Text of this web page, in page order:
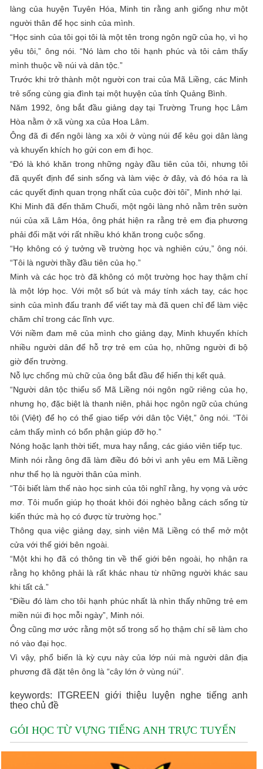
làng của huyện Tuyên Hóa, Minh tin rằng anh giống như một
người thân để học sinh của mình.
“Học sinh của tôi gọi tôi là một tên trong ngôn ngữ của họ, vì họ
yêu tôi,” ông nói. “Nó làm cho tôi hạnh phúc và tôi cảm thấy
mình thuộc về núi và dân tộc.”
Trước khi trở thành một người con trai của Mã Liềng, các Minh
trẻ sống cùng gia đình tại một huyện của tỉnh Quảng Bình.
Năm 1992, ông bắt đầu giảng dạy tại Trường Trung học Lâm
Hòa nằm ở xã vùng xa của Hoa Lâm.
Ông đã đi đến ngôi làng xa xôi ở vùng núi để kêu gọi dân làng
và khuyến khích họ gửi con em đi học.
“Đó là khó khăn trong những ngày đầu tiên của tôi, nhưng tôi
đã quyết định để sinh sống và làm việc ở đây, và đó hóa ra là
các quyết định quan trọng nhất của cuộc đời tôi”, Minh nhớ lại.
Khi Minh đã đến thăm Chuối, một ngôi làng nhỏ nằm trên sườn
núi của xã Lâm Hóa, ông phát hiện ra rằng trẻ em địa phương
phải đối mặt với rất nhiều khó khăn trong cuộc sống.
“Họ không có ý tưởng về trường học và nghiên cứu,” ông nói.
“Tôi là người thầy đầu tiên của họ.”
Minh và các học trò đã không có một trường học hay thậm chí
là một lớp học. Với một số bút và máy tính xách tay, các học
sinh của mình đấu tranh để viết tay mà đã quen chỉ để làm việc
chăm chỉ trong các lĩnh vực.
Với niềm đam mê của mình cho giảng dạy, Minh khuyến khích
nhiều người dân để hỗ trợ trẻ em của họ, những người đi bộ
giờ đến trường.
Nỗ lực chống mù chữ của ông bắt đầu để hiển thị kết quả.
“Người dân tộc thiểu số Mã Liềng nói ngôn ngữ riêng của họ,
nhưng họ, đặc biệt là thanh niên, phải học ngôn ngữ của chúng
tôi (Việt) để họ có thể giao tiếp với dân tộc Việt,” ông nói. “Tôi
cảm thấy mình có bổn phận giúp đỡ họ.”
Nóng hoặc lạnh thời tiết, mưa hay nắng, các giáo viên tiếp tục.
Minh nói rằng ông đã làm điều đó bởi vì anh yêu em Mã Liềng
như thể họ là người thân của mình.
“Tôi biết làm thế nào học sinh của tôi nghĩ rằng, hy vọng và ước
mơ. Tôi muốn giúp họ thoát khỏi đói nghèo bằng cách sống từ
kiến ​​thức mà họ có được từ trường học.”
Thông qua việc giảng dạy, sinh viên Mã Liềng có thể mở một
cửa với thế giới bên ngoài.
“Một khi họ đã có thông tin về thế giới bên ngoài, họ nhận ra
rằng họ không phải là rất khác nhau từ những người khác sau
khi tất cả.”
“Điều đó làm cho tôi hạnh phúc nhất là nhìn thấy những trẻ em
miền núi đi học mỗi ngày”, Minh nói.
Ông cũng mơ ước rằng một số trong số họ thậm chí sẽ làm cho
nó vào đại học.
Vì vậy, phổ biến là kỳ cựu này của lớp núi mà người dân địa
phương đã đặt tên ông là “cây lớn ở vùng núi”.
keywords: ITGREEN giới thiệu luyện nghe tiếng anh
theo chủ đề
GÓI HỌC TỪ VỰNG TIẾNG ANH TRỰC TUYẾN